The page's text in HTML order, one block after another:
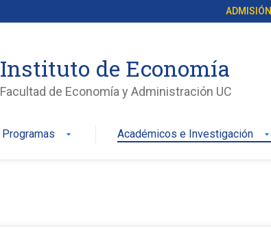
ADMISIÓN
Instituto de Economía
Facultad de Economía y Administración UC
Programas arrow_drop_down Académicos e Investigación arrow_drop_down